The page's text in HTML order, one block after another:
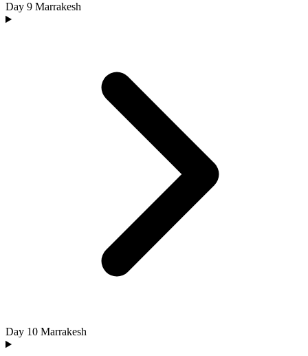
Day 9 Marrakesh
Day 10 Marrakesh